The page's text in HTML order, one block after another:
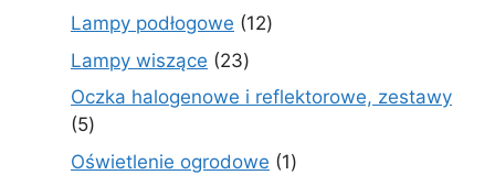
produkty
Lampy podłogowe 1212
Lampy wiszące 2323
produkty
Oczka halogenowe i reflektorowe, zestawy
55
produktów
Oświetlenie ogrodowe 11